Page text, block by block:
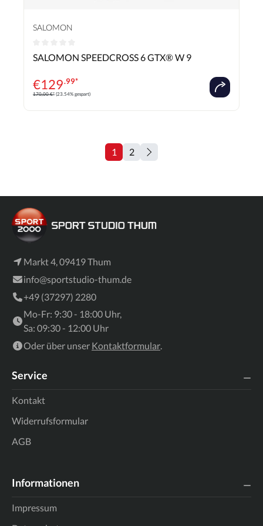
SALOMON
Durchschnittliche Bewertung von 0 von 5 Sternen
SALOMON SPEEDCROSS 6 GTX® W 9
€129.99*
170,00 €* (23.54% gespart)
1 2
Markt 4, 09419 Thum
info@sportstudio-thum.de
+49 (37297) 2280
Mo-Fr: 9:30 - 18:00 Uhr,
Sa: 09:30 - 12:00 Uhr
Oder über unser Kontaktformular.
Service
Kontakt
Widerrufsformular
AGB
Informationen
Impressum